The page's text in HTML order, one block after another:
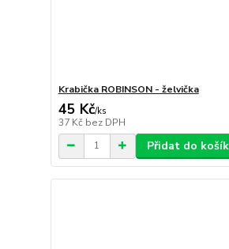
Krabička ROBINSON - želvička
45 Kč/ks
37 Kč bez DPH
Přidat do